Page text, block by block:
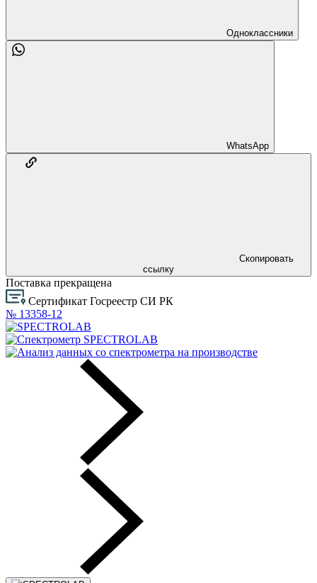
Одноклассники
WhatsApp
Скопировать
ссылку
Поставка прекращена
Сертификат Госреестр СИ РК
№ 13358-12